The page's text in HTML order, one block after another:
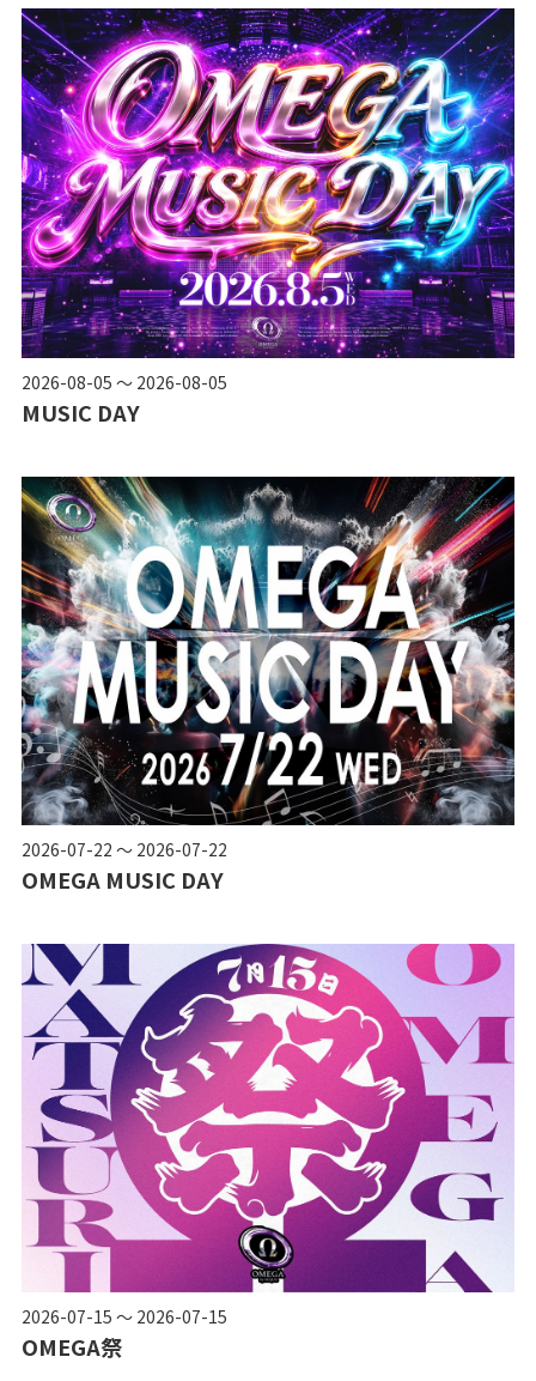
2026-08-05 ～ 2026-08-05
MUSIC DAY
2026-07-22 ～ 2026-07-22
OMEGA MUSIC DAY
2026-07-15 ～ 2026-07-15
OMEGA祭